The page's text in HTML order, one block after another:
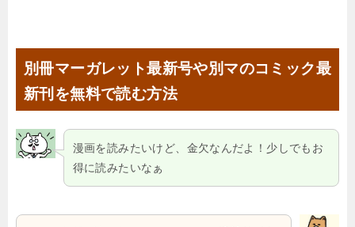
別冊マーガレット最新号や別マのコミック最
新刊を無料で読む方法
漫画を読みたいけど、金欠なんだよ！少しでもお
得に読みたいなぁ